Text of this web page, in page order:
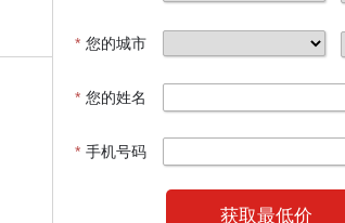
* 您的城市
* 您的姓名
* 手机号码
获取最低价